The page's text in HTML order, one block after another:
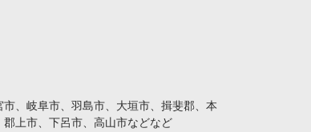
、岐阜市、羽島市、大垣市、揖斐郡、本
上市、下呂市、高山市などなど